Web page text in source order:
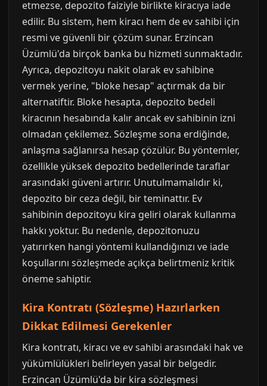
etmezse, depozito faiziyle birlikte kiracıya iade
edilir. Bu sistem, hem kiracı hem de ev sahibi için
resmi ve güvenli bir çözüm sunar. Erzincan
Üzümlü'da birçok banka bu hizmeti sunmaktadır.
Ayrıca, depozitoyu nakit olarak ev sahibine
vermek yerine, "bloke hesap" açtırmak da bir
alternatiftir. Bloke hesapta, depozito bedeli
kiracının hesabında kalır ancak ev sahibinin izni
olmadan çekilemez. Sözleşme sona erdiğinde,
anlaşma sağlanırsa hesap çözülür. Bu yöntemler,
özellikle yüksek depozito bedellerinde taraflar
arasındaki güveni artırır. Unutulmamalıdır ki,
depozito bir ceza değil, bir teminattır. Ev
sahibinin depozitoyu kira geliri olarak kullanma
hakkı yoktur. Bu nedenle, depozitonuzu
yatırırken hangi yöntemi kullandığınızı ve iade
koşullarını sözleşmede açıkça belirtmeniz kritik
öneme sahiptir.
Kira Kontratı (Sözleşme) Hazırlarken
Dikkat Edilmesi Gerekenler
Kira kontratı, kiracı ve ev sahibi arasındaki hak ve
yükümlülükleri belirleyen yasal bir belgedir.
Erzincan Üzümlü'da bir kira sözleşmesi